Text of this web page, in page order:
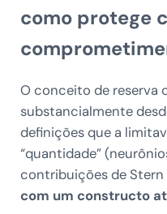
como protege
O conceito de reserva
substancialmente
definições que a
“quantidade”
contribuições de Stern
com um constructo